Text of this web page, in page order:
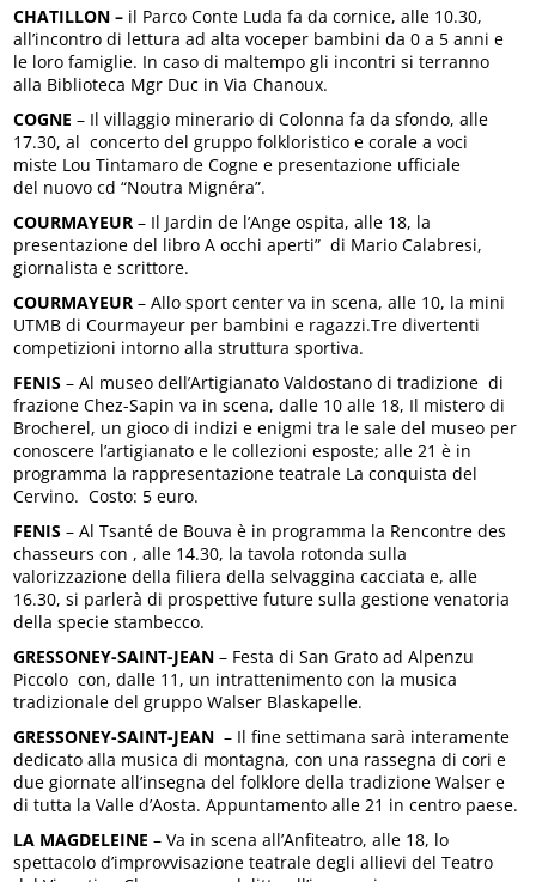
CHATILLON – il Parco Conte Luda fa da cornice, alle 10.30,
all’incontro di lettura ad alta voceper bambini da 0 a 5 anni e
le loro famiglie. In caso di maltempo gli incontri si terranno
alla Biblioteca Mgr Duc in Via Chanoux.
COGNE – Il villaggio minerario di Colonna fa da sfondo, alle
17.30, al concerto del gruppo folkloristico e corale a voci
miste Lou Tintamaro de Cogne e presentazione ufficiale
del nuovo cd “Noutra Mignéra”.
COURMAYEUR – Il Jardin de l’Ange ospita, alle 18, la
presentazione del libro A occhi aperti” di Mario Calabresi,
giornalista e scrittore.
COURMAYEUR – Allo sport center va in scena, alle 10, la mini
UTMB di Courmayeur per bambini e ragazzi.Tre divertenti
competizioni intorno alla struttura sportiva.
FENIS – Al museo dell’Artigianato Valdostano di tradizione di
frazione Chez-Sapin va in scena, dalle 10 alle 18, Il mistero di
Brocherel, un gioco di indizi e enigmi tra le sale del museo per
conoscere l’artigianato e le collezioni esposte; alle 21 è in
programma la rappresentazione teatrale La conquista del
Cervino. Costo: 5 euro.
FENIS – Al Tsanté de Bouva è in programma la Rencontre des
chasseurs con , alle 14.30, la tavola rotonda sulla
valorizzazione della filiera della selvaggina cacciata e, alle
16.30, si parlerà di prospettive future sulla gestione venatoria
della specie stambecco.
GRESSONEY-SAINT-JEAN – Festa di San Grato ad Alpenzu
Piccolo con, dalle 11, un intrattenimento con la musica
tradizionale del gruppo Walser Blaskapelle.
GRESSONEY-SAINT-JEAN – Il fine settimana sarà interamente
dedicato alla musica di montagna, con una rassegna di cori e
due giornate all’insegna del folklore della tradizione Walser e
di tutta la Valle d’Aosta. Appuntamento alle 21 in centro paese.
LA MAGDELEINE – Va in scena all’Anfiteatro, alle 18, lo
spettacolo d’improvvisazione teatrale degli allievi del Teatro